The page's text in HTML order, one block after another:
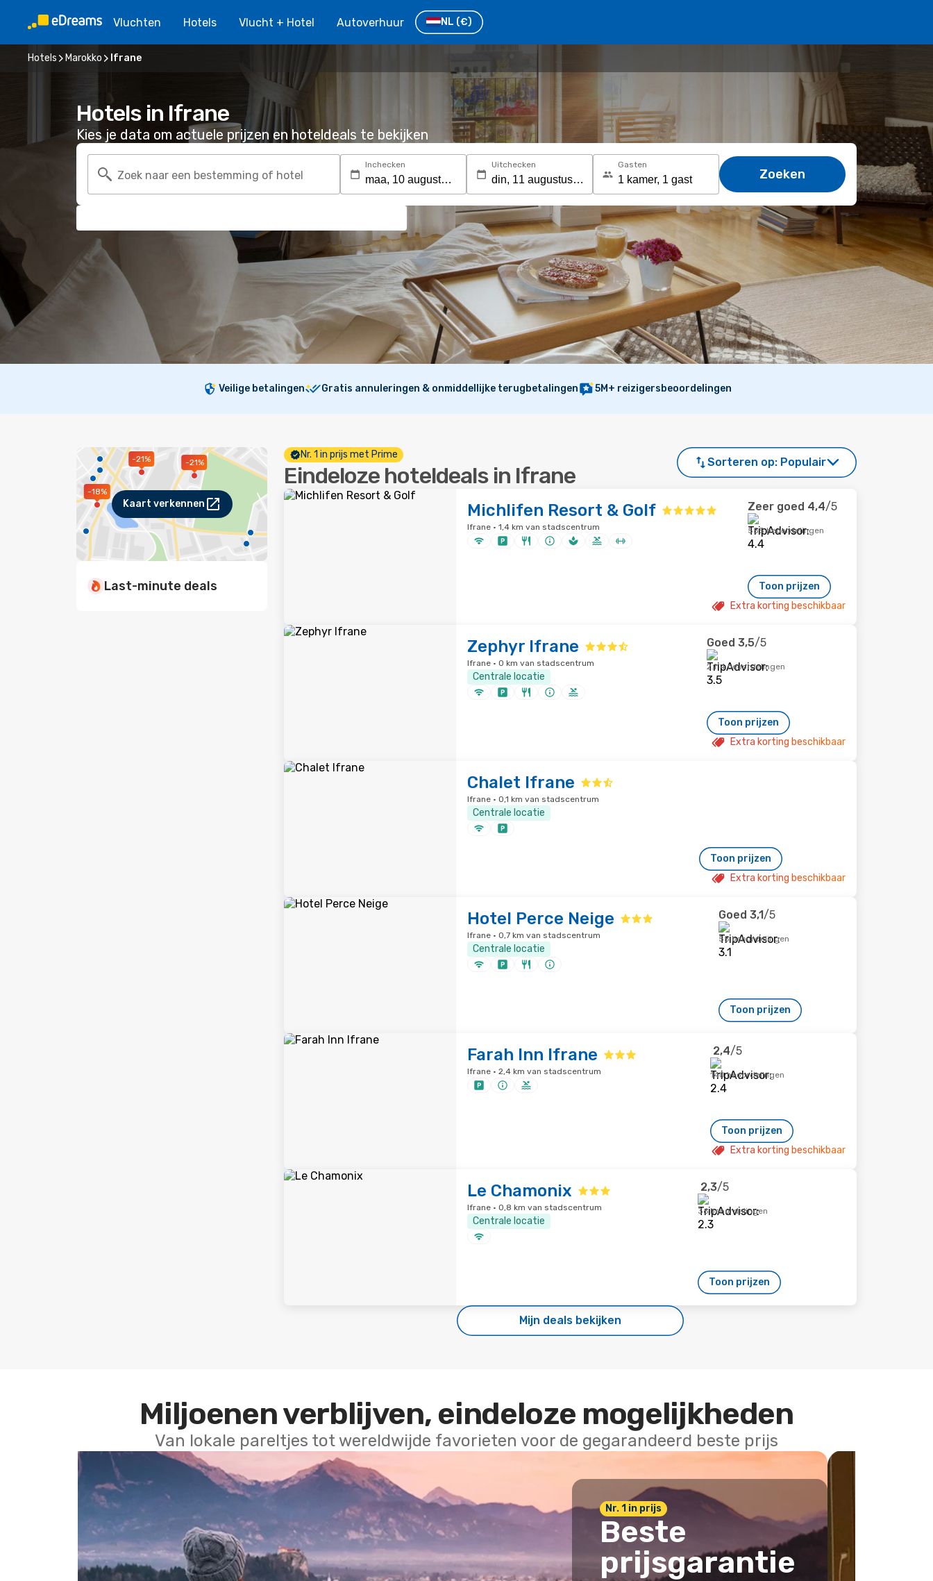
Vluchten Hotels Vlucht + Hotel Autoverhuur NL (€)
Hotels Marokko Ifrane
Hotels in Ifrane
Kies je data om actuele prijzen en hoteldeals te bekijken
Zoek naar een bestemming of hotel
Inchecken Uitchecken Gasten
Zoeken
Veilige betalingen Gratis annuleringen & onmiddellijke terugbetalingen 5M+ reizigersbeoordelingen
-21%
-21%
-18%
Kaart verkennen
Last-minute deals
Nr. 1 in prijs met Prime
Eindeloze hoteldeals in Ifrane
Sorteren op: Populair
Michlifen Resort & Golf
Ifrane · 1,4 km van stadscentrum
Zeer goed 4,4/5
555 beoordelingen
Toon prijzen
Extra korting beschikbaar
Zephyr Ifrane
Ifrane · 0 km van stadscentrum
Centrale locatie
Goed 3,5/5
2.114 beoordelingen
Toon prijzen
Extra korting beschikbaar
Chalet Ifrane
Ifrane · 0,1 km van stadscentrum
Centrale locatie
Toon prijzen
Extra korting beschikbaar
Hotel Perce Neige
Ifrane · 0,7 km van stadscentrum
Centrale locatie
Goed 3,1/5
55 beoordelingen
Toon prijzen
Farah Inn Ifrane
Ifrane · 2,4 km van stadscentrum
2,4/5
140 beoordelingen
Toon prijzen
Extra korting beschikbaar
Le Chamonix
Ifrane · 0,8 km van stadscentrum
Centrale locatie
2,3/5
36 beoordelingen
Toon prijzen
Mijn deals bekijken
Miljoenen verblijven, eindeloze mogelijkheden
Van lokale pareltjes tot wereldwijde favorieten voor de gegarandeerd beste prijs
Nr. 1 in prijs
Beste
prijsgarantie